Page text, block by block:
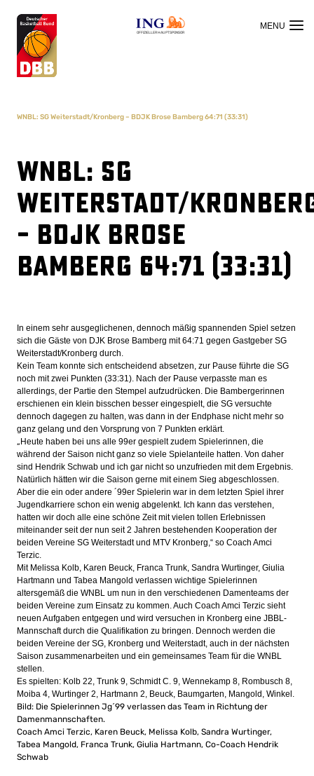
OFFIZIELLER HAUPTSPONSOR
WNBL: SG Weiterstadt/Kronberg – BDJK Brose Bamberg 64:71 (33:31)
WNBL: SG
Weiterstadt/
– BDJK Brose
Bamberg 64:71 (33:31)
In einem sehr ausgeglichenen, dennoch mäßig spannenden Spiel setzen
sich die Gäste von DJK Brose Bamberg mit 64:71 gegen Gastgeber SG
Weiterstadt/Kronberg durch.
Kein Team konnte sich entscheidend absetzen, zur Pause führte die SG
noch mit zwei Punkten (33:31). Nach der Pause verpasste man es
allerdings, der Partie den Stempel aufzudrücken. Die Bambergerinnen
erschienen ein klein bisschen besser eingespielt, die SG versuchte
dennoch dagegen zu halten, was dann in der Endphase nicht mehr so
ganz gelang und den Vorsprung von 7 Punkten erklärt.
„ Heute haben bei uns alle 99er gespielt zudem Spielerinnen, die
während der Saison nicht ganz so viele Spielanteile hatten. Von daher
sind Hendrik Schwab und ich gar nicht so unzufrieden mit dem Ergebnis.
Natürlich hätten wir die Saison gerne mit einem Sieg abgeschlossen.
Aber die ein oder andere ´99er Spielerin war in dem letzten Spiel ihrer
Jugendkarriere schon ein wenig abgelenkt. Ich kann das verstehen,
hatten wir doch alle eine schöne Zeit mit vielen tollen Erlebnissen
miteinander seit der nun seit 2 Jahren bestehenden Kooperation der
beiden Vereine SG Weiterstadt und MTV Kronberg,“ so Coach Amci
Terzic.
Mit Melissa Kolb, Karen Beuck, Franca Trunk, Sandra Wurtinger, Giulia
Hartmann und Tabea Mangold verlassen wichtige Spielerinnen
altersgemäß die WNBL um nun in den verschiedenen Damenteams der
beiden Vereine zum Einsatz zu kommen. Auch Coach Amci Terzic sieht
neuen Aufgaben entgegen und wird versuchen in Kronberg eine JBBL-
Mannschaft durch die Qualifikation zu bringen. Dennoch werden die
beiden Vereine der SG, Kronberg und Weiterstadt, auch in der nächsten
Saison zusammenarbeiten und ein gemeinsames Team für die WNBL
stellen.
Es spielten: Kolb 22, Trunk 9, Schmidt C. 9, Wennekamp 8, Rombusch 8,
Moiba 4, Wurtinger 2, Hartmann 2, Beuck, Baumgarten, Mangold, Winkel.
Bild: Die Spielerinnen Jg´99 verlassen das Team in Richtung der
Damenmannschaften.
Coach Amci Terzic, Karen Beuck, Melissa Kolb, Sandra Wurtinger,
Tabea Mangold, Franca Trunk, Giulia Hartmann, Co-Coach Hendrik
Schwab